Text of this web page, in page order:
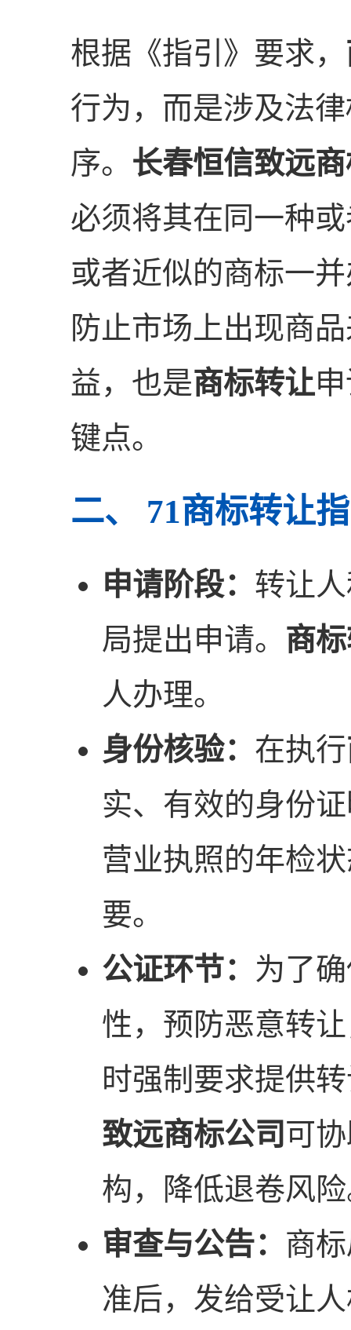
根据《指引》要求，
行为，而是涉及法
序。 长春恒信致远
必须将其在同一种
或者近似的商标一
防止市场上出现商
益，也是商标转让
键点。
二、 71商标转让
申请阶段： 转让
局提出申请。 商
人办理。
身份核验： 在执行
实、有效的身份
营业执照的年检
要。
公证环节： 为了
性，预防恶意转
时强制要求提供
致远商标公司 可
构，降低退卷风
审查与公告： 商
准后，发给受让